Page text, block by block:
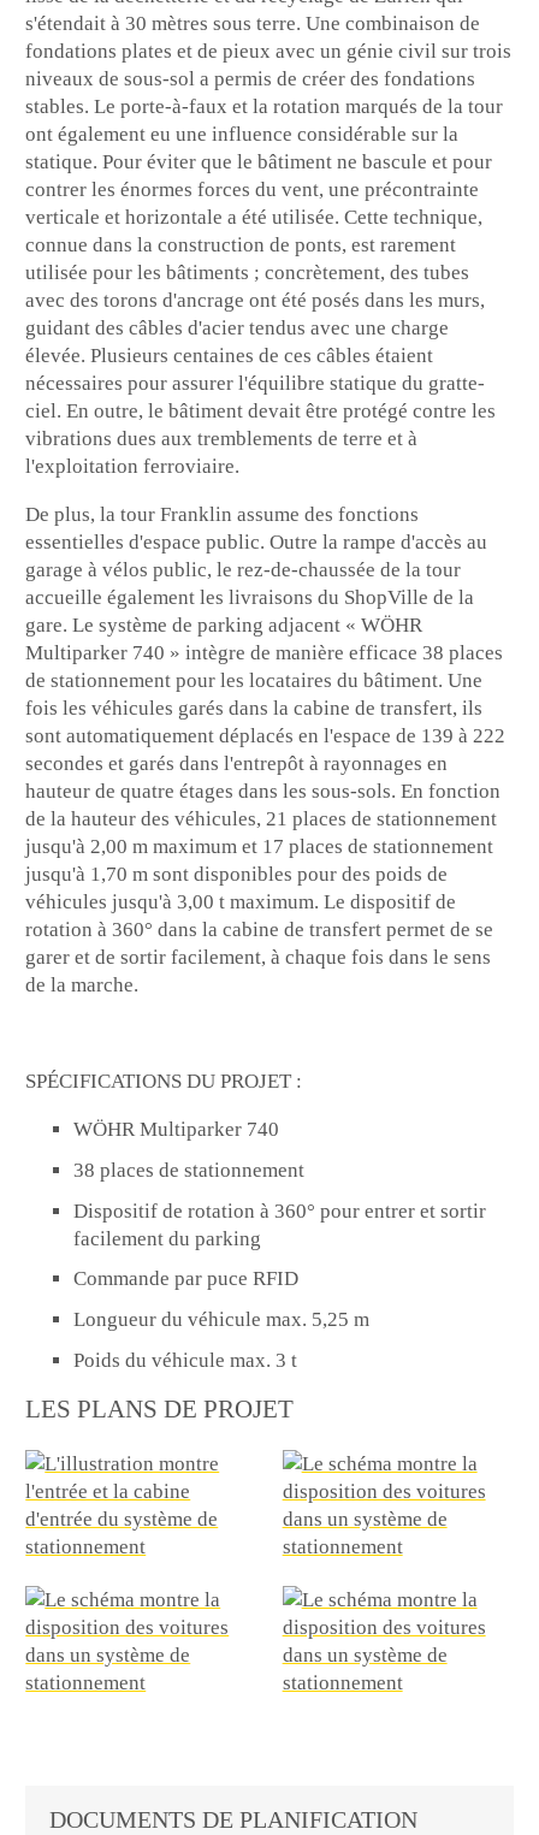
s'étendait à 30 mètres sous terre. Une combinaison de
fondations plates et de pieux avec un génie civil sur trois
niveaux de sous-sol a permis de créer des fondations
stables. Le porte-à-faux et la rotation marqués de la tour
ont également eu une influence considérable sur la
statique. Pour éviter que le bâtiment ne bascule et pour
contrer les énormes forces du vent, une précontrainte
verticale et horizontale a été utilisée. Cette technique,
connue dans la construction de ponts, est rarement
utilisée pour les bâtiments ; concrètement, des tubes
avec des torons d'ancrage ont été posés dans les murs,
guidant des câbles d'acier tendus avec une charge
élevée. Plusieurs centaines de ces câbles étaient
nécessaires pour assurer l'équilibre statique du gratte-
ciel. En outre, le bâtiment devait être protégé contre les
vibrations dues aux tremblements de terre et à
l'exploitation ferroviaire.
De plus, la tour Franklin assume des fonctions
essentielles d'espace public. Outre la rampe d'accès au
garage à vélos public, le rez-de-chaussée de la tour
accueille également les livraisons du ShopVille de la
gare. Le système de parking adjacent « WÖHR
Multiparker 740 » intègre de manière efficace 38 places
de stationnement pour les locataires du bâtiment. Une
fois les véhicules garés dans la cabine de transfert, ils
sont automatiquement déplacés en l'espace de 139 à 222
secondes et garés dans l'entrepôt à rayonnages en
hauteur de quatre étages dans les sous-sols. En fonction
de la hauteur des véhicules, 21 places de stationnement
jusqu'à 2,00 m maximum et 17 places de stationnement
jusqu'à 1,70 m sont disponibles pour des poids de
véhicules jusqu'à 3,00 t maximum. Le dispositif de
rotation à 360° dans la cabine de transfert permet de se
garer et de sortir facilement, à chaque fois dans le sens
de la marche.
SPÉCIFICATIONS DU PROJET :
WÖHR Multiparker 740
38 places de stationnement
Dispositif de rotation à 360° pour entrer et sortir
facilement du parking
Commande par puce RFID
Longueur du véhicule max. 5,25 m
Poids du véhicule max. 3 t
LES PLANS DE PROJET
DOCUMENTS DE PLANIFICATION